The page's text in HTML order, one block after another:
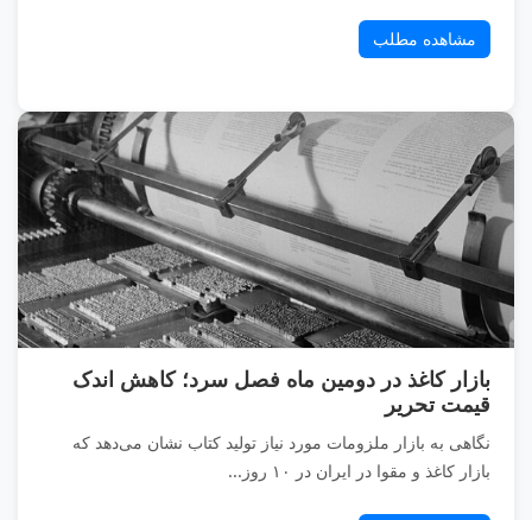
مشاهده مطلب
بازار کاغذ در دومین ماه فصل سرد؛ کاهش اندک
قیمت تحریر
نگاهی به بازار ملزومات مورد نیاز تولید کتاب نشان می‌دهد که
بازار کاغذ و مقوا در ایران در ۱۰ روز...